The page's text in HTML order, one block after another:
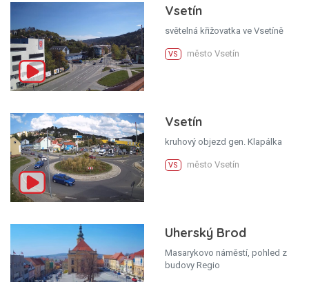
Vsetín
světelná křižovatka ve Vsetíně
VS město Vsetín
Vsetín
kruhový objezd gen. Klapálka
VS město Vsetín
Uherský Brod
Masarykovo náměstí, pohled z
budovy Regio